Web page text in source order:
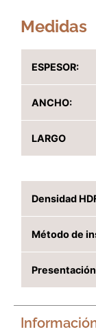
Medidas
ESPESOR:
ANCHO:
LARGO
Densidad
Método de